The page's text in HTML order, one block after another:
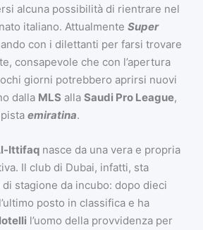
alcuna possibilità di rientrare nel
italiano. Attualmente Super
con i dilettanti per farsi trovare
consapevole che con l’apertura
giorni potrebbero aprirsi nuovi
dalla MLS alla Saudi Pro League,
emiratina.
Ittifaq nasce da una vera e propria
Il club di Dubai, infatti, sta
stagione da incubo: dopo dieci
posto in classifica e ha
l’uomo della provvidenza per